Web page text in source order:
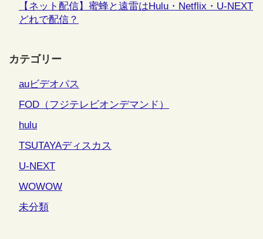
【ネット配信】蜜蜂と遠雷はHulu・Netflix・U-NEXT
どれで配信？
カテゴリー
auビデオパス
FOD（フジテレビオンデマンド）
hulu
TSUTAYAディスカス
U-NEXT
WOWOW
未分類